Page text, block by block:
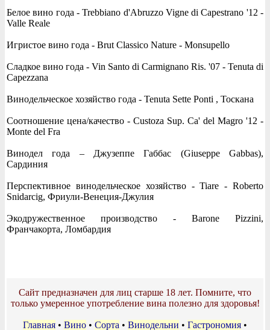
Белое вино года - Trebbiano d'Abruzzo Vigne di Capestrano '12 -
Valle Reale
Игристое вино года - Brut Classico Nature - Monsupello
Сладкое вино года - Vin Santo di Carmignano Ris. '07 - Tenuta di
Capezzana
Винодельческое хозяйство года - Tenuta Sette Ponti , Тоскана
Соотношение цена/качество - Custoza Sup. Ca' del Magro '12 -
Monte del Fra
Винодел года – Джузеппе Габбас (Giuseppe Gabbas),
Сардиния
Перспективное винодельческое хозяйство - Tiare - Roberto
Snidarcig, Фриули-Венеция-Джулия
Экодружественное производство - Barone Pizzini,
Франчакорта, Ломбардия
Сайт предназначен для лиц старше 18 лет. Помните, что
только умеренное употребление вина полезно для здоровья!
Главная • Вино • Сорта • Винодельни • Гастрономия •